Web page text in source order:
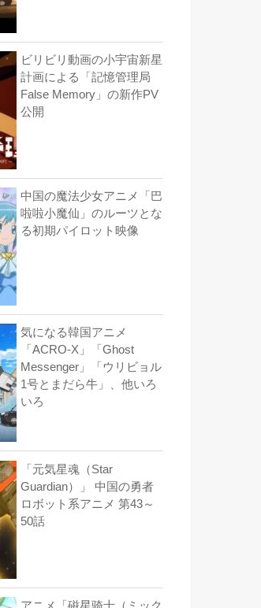
ビリビリ動画の小宇宙新星
計画による「記憶管理局
False Memory」の新作PV
公開
中国の魔法少女アニメ「巴
啦啦小魔仙」のルーツとな
る初期パイロット映像
気になる韓国アニメ
「ACRO-X」「Ghost
Messenger」「ウリビョル
1号とまだら牛」、他いろ
いろ
「元気星魂（Star
Guardian）」 中国の勇者
ロボット系アニメ 第43～
50話
アニメ「磁星骑士（ミック